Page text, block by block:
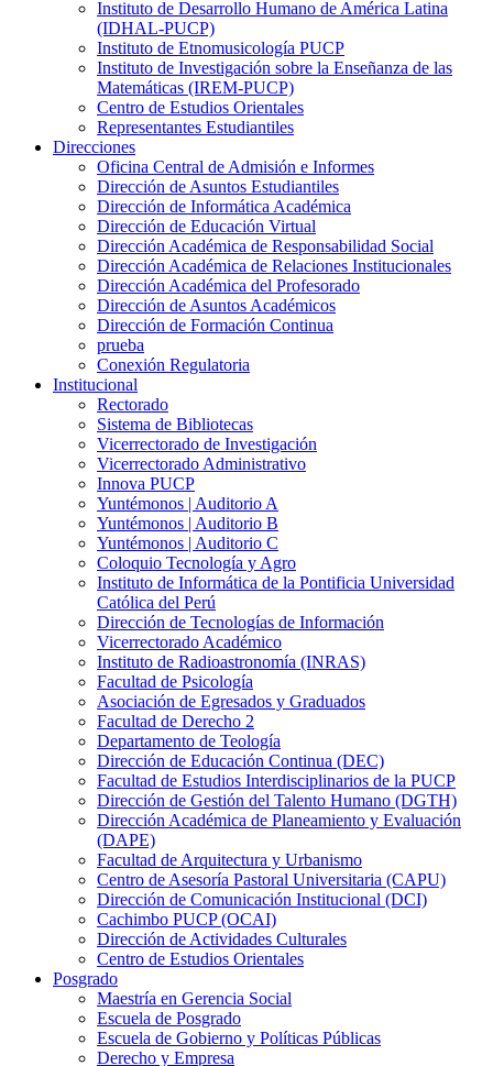
Instituto de Desarrollo Humano de América Latina
(IDHAL-PUCP)
Instituto de Etnomusicología PUCP
Instituto de Investigación sobre la Enseñanza de las
Matemáticas (IREM-PUCP)
Centro de Estudios Orientales
Representantes Estudiantiles
Direcciones
Oficina Central de Admisión e Informes
Dirección de Asuntos Estudiantiles
Dirección de Informática Académica
Dirección de Educación Virtual
Dirección Académica de Responsabilidad Social
Dirección Académica de Relaciones Institucionales
Dirección Académica del Profesorado
Dirección de Asuntos Académicos
Dirección de Formación Continua
prueba
Conexión Regulatoria
Institucional
Rectorado
Sistema de Bibliotecas
Vicerrectorado de Investigación
Vicerrectorado Administrativo
Innova PUCP
Yuntémonos | Auditorio A
Yuntémonos | Auditorio B
Yuntémonos | Auditorio C
Coloquio Tecnología y Agro
Instituto de Informática de la Pontificia Universidad
Católica del Perú
Dirección de Tecnologías de Información
Vicerrectorado Académico
Instituto de Radioastronomía (INRAS)
Facultad de Psicología
Asociación de Egresados y Graduados
Facultad de Derecho 2
Departamento de Teología
Dirección de Educación Continua (DEC)
Facultad de Estudios Interdisciplinarios de la PUCP
Dirección de Gestión del Talento Humano (DGTH)
Dirección Académica de Planeamiento y Evaluación
(DAPE)
Facultad de Arquitectura y Urbanismo
Centro de Asesoría Pastoral Universitaria (CAPU)
Dirección de Comunicación Institucional (DCI)
Cachimbo PUCP (OCAI)
Dirección de Actividades Culturales
Centro de Estudios Orientales
Posgrado
Maestría en Gerencia Social
Escuela de Posgrado
Escuela de Gobierno y Políticas Públicas
Derecho y Empresa